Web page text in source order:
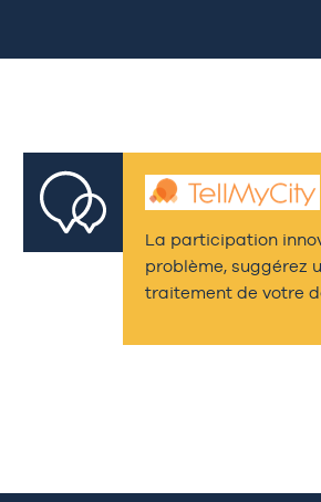
La participation
problème, suggérez
traitement de votre